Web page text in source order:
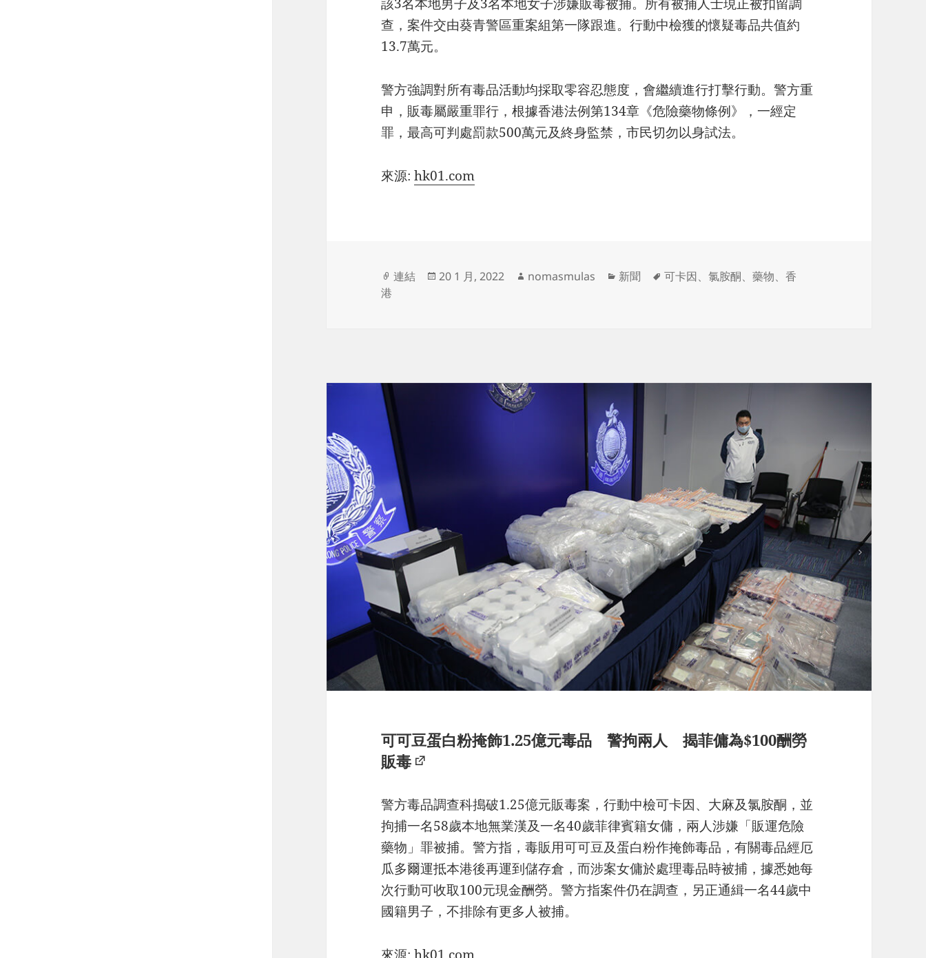
查，案件交由葵青警區重案組第一隊跟進。行動中檢獲的懷疑毒品共值約
13.7萬元。
警方強調對所有毒品活動均採取零容忍態度，會繼續進行打擊行動。警方重
申，販毒屬嚴重罪行，根據香港法例第134章《危險藥物條例》，一經定
罪，最高可判處罰款500萬元及終身監禁，市民切勿以身試法。
來源:hk01.com
文
連結
發
20 1 月, 2022
作
nomasmulas
分
新聞
標
可卡因、氯胺酮、藥物、香
港
可可豆蛋白粉掩飾1.25億元毒品 警拘兩人 揭菲傭為$100酬勞
販毒
警方毒品調查科搗破1.25億元販毒案，行動中檢可卡因、大麻及氯胺酮，並
拘捕一名58歲本地無業漢及一名40歲菲律賓籍女傭，兩人涉嫌「販運危險
藥物」罪被捕。警方指，毒販用可可豆及蛋白粉作掩飾毒品，有關毒品經厄
瓜多爾運抵本港後再運到儲存倉，而涉案女傭於處理毒品時被捕，據悉她每
次行動可收取100元現金酬勞。警方指案件仍在調查，另正通緝一名44歲中
國籍男子，不排除有更多人被捕。